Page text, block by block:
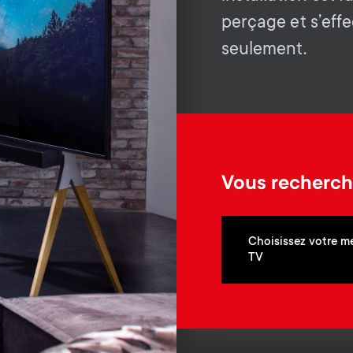
perçage et
seulement.
Vous
Choisissez votre
TV